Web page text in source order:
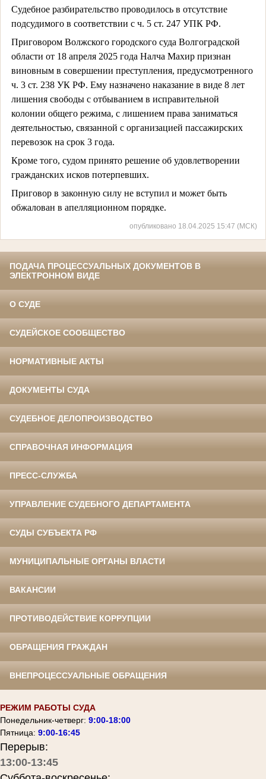
Судебное разбирательство проводилось в отсутствие
подсудимого в соответствии с ч. 5 ст. 247 УПК РФ.
Приговором Волжского городского суда Волгоградской
области от 18 апреля 2025 года Налча Махир признан
виновным в совершении преступления, предусмотренного
ч. 3 ст. 238 УК РФ. Ему назначено наказание в виде 8 лет
лишения свободы с отбыванием в исправительной
колонии общего режима, с лишением права заниматься
деятельностью, связанной с организацией пассажирских
перевозок на срок 3 года.
Кроме того, судом принято решение об удовлетворении
гражданских исков потерпевших.
Приговор в законную силу не вступил и может быть
обжалован в апелляционном порядке.
опубликовано 18.04.2025 15:47 (МСК)
ПОДАЧА ПРОЦЕССУАЛЬНЫХ ДОКУМЕНТОВ В
ЭЛЕКТРОННОМ ВИДЕ
О СУДЕ
СУДЕЙСКОЕ СООБЩЕСТВО
НОРМАТИВНЫЕ АКТЫ
ДОКУМЕНТЫ СУДА
СУДЕБНОЕ ДЕЛОПРОИЗВОДСТВО
СПРАВОЧНАЯ ИНФОРМАЦИЯ
ПРЕСС-СЛУЖБА
УПРАВЛЕНИЕ СУДЕБНОГО ДЕПАРТАМЕНТА
СУДЫ СУБЪЕКТА РФ
МУНИЦИПАЛЬНЫЕ ОРГАНЫ ВЛАСТИ
ВАКАНСИИ
ПРОТИВОДЕЙСТВИЕ КОРРУПЦИИ
ОБРАЩЕНИЯ ГРАЖДАН
ВНЕПРОЦЕССУАЛЬНЫЕ ОБРАЩЕНИЯ
РЕЖИМ РАБОТЫ СУДА
Понедельник-четверг: 9:00-18:00
Пятница: 9:00-16:45
Перерыв:
13:00-13:45